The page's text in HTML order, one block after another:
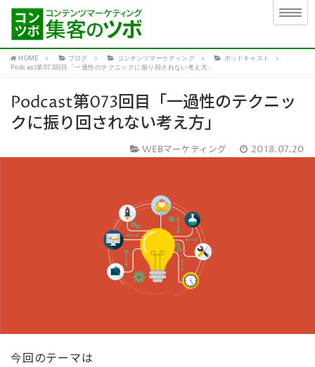
HOME ブログ コンテンツマーケティング
ポッドキャスト
Podcast第073回目「一過性のテクニックに振り回されない考え方」
Podcast第073回目「一過性のテクニッ
クに振り回されない考え方」
WEBマーケティング 2018.07.20
今回のテーマは